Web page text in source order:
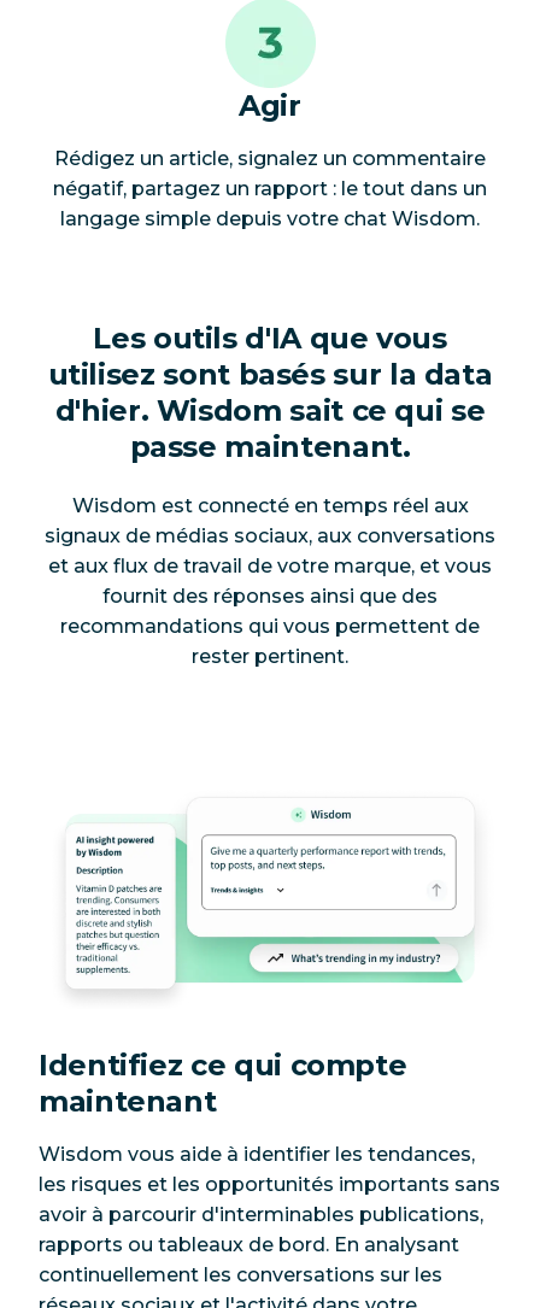
Agir
Rédigez un article, signalez un commentaire
négatif, partagez un rapport : le tout dans un
langage simple depuis votre chat Wisdom.
Les outils d'IA que vous
utilisez sont basés sur la data
d'hier. Wisdom sait ce qui se
passe maintenant.
Wisdom est connecté en temps réel aux
signaux de médias sociaux, aux conversations
et aux flux de travail de votre marque, et vous
fournit des réponses ainsi que des
recommandations qui vous permettent de
rester pertinent.
Identifiez ce qui compte
maintenant
Wisdom vous aide à identifier les tendances,
les risques et les opportunités importants sans
avoir à parcourir d'interminables publications,
rapports ou tableaux de bord. En analysant
continuellement les conversations sur les